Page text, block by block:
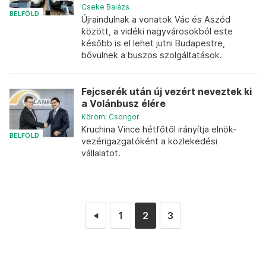
BELFÖLD
Cseke Balázs
Újraindulnak a vonatok Vác és Aszód
között, a vidéki nagyvárosokból este
később is el lehet jutni Budapestre,
bővülnek a buszos szolgáltatások.
BELFÖLD
Fejcserék után új vezért neveztek ki
a Volánbusz élére
Körömi Csongor
Kruchina Vince hétfőtől irányítja elnök-
vezérigazgatóként a közlekedési
vállalatot.
◄ 1 2 3